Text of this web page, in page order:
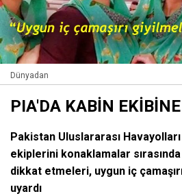
Dünyadan
PIA'DA KABİN
Pakistan Uluslararası
ekiplerini konaklamalar
dikkat etmeleri, uygun iç
uyardı